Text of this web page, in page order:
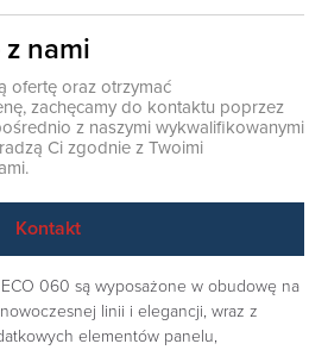
nami
ofertę oraz otrzymać
zachęcamy do kontaktu poprzez
z naszymi wykwalifikowanymi
Ci zgodnie z Twoimi
Kontakt
060 są wyposażone w obudowę na
linii i elegancji, wraz z
elementów panelu,